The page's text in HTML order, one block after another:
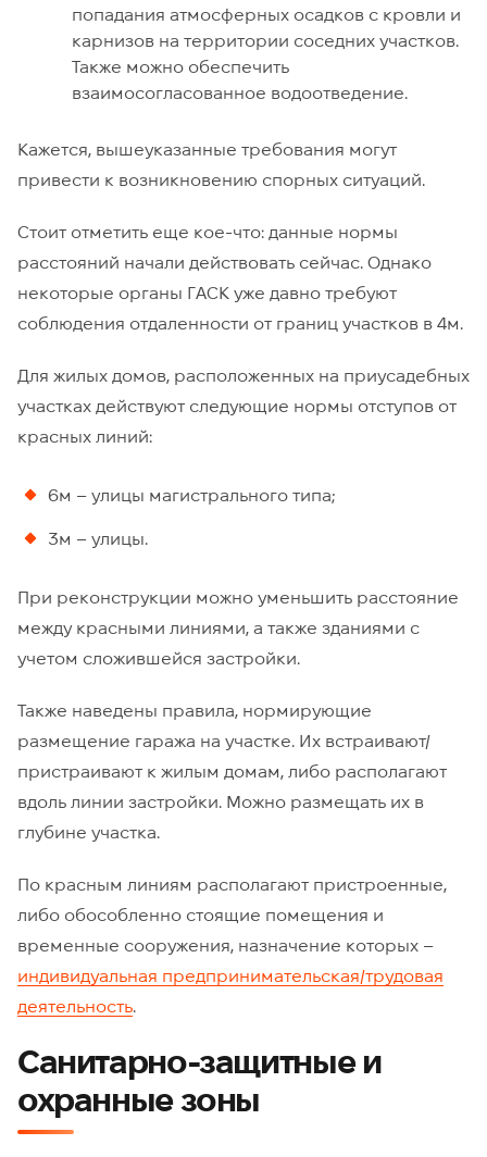
попадания атмосферных осадков с кровли и
карнизов на территории соседних участков.
Также можно обеспечить
взаимосогласованное водоотведение.
Кажется, вышеуказанные требования могут
привести к возникновению спорных ситуаций.
Стоит отметить еще кое-что: данные нормы
расстояний начали действовать сейчас. Однако
некоторые органы ГАСК уже давно требуют
соблюдения отдаленности от границ участков в 4м.
Для жилых домов, расположенных на приусадебных
участках действуют следующие нормы отступов от
красных линий:
6м – улицы магистрального типа;
3м – улицы.
При реконструкции можно уменьшить расстояние
между красными линиями, а также зданиями с
учетом сложившейся застройки.
Также наведены правила, нормирующие
размещение гаража на участке. Их встраивают/
пристраивают к жилым домам, либо располагают
вдоль линии застройки. Можно размещать их в
глубине участка.
По красным линиям располагают пристроенные,
либо обособленно стоящие помещения и
временные сооружения, назначение которых –
индивидуальная предпринимательская/трудовая
деятельность.
Санитарно-защитные и
охранные зоны